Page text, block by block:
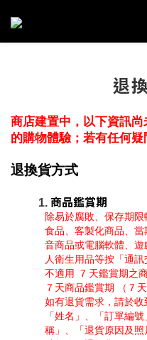
退
商店建置中，以下資訊
的購物體驗；若有任何疑
退換貨方式
商品鑑賞期
除易於腐敗、保存期
食品、客製化商品、
音商品或電腦軟體、
人衛生用品等按「通
不適用  7 天鑑賞期之
７天商品鑑賞期 （７天
如有退貨需求，請於
「姓名」、「訂單編
稱」、「退貨原因及